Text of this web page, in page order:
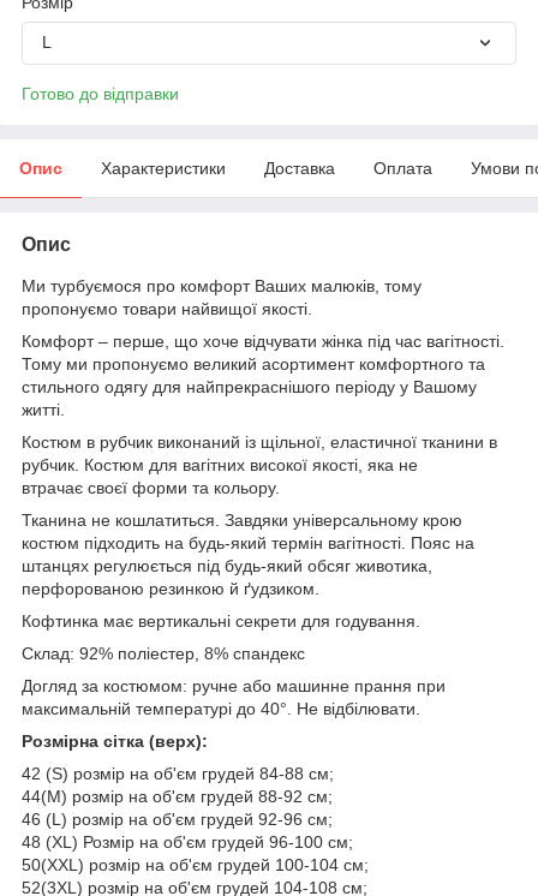
L
Готово до відправки
Опис Характеристики Доставка Оплата Умови
Опис
Ми турбуємося про комфорт Ваших малюків, тому
пропонуємо товари найвищої якості.
Комфорт – перше, що хоче відчувати жінка під час вагітності.
Тому ми пропонуємо великий асортимент комфортного та
стильного одягу для найпрекраснішого періоду у Вашому
житті.
Костюм в рубчик виконаний із щільної, еластичної тканини в
рубчик. Костюм для вагітних високої якості, яка не
втрачає своєї форми та кольору.
Тканина не кошлатиться. Завдяки універсальному крою
костюм підходить на будь-який термін вагітності. Пояс на
штанцях регулюється під будь-який обсяг животика,
перфорованою резинкою й ґудзиком.
Кофтинка має вертикальні секрети для годування.
Склад: 92% поліестер, 8% спандекс
Догляд за костюмом: ручне або машинне прання при
максимальній температурі до 40°. Не відбілювати.
Розмірна сітка (верх):
42 (S) розмір на об'єм грудей 84-88 см;
44(M) розмір на об'єм грудей 88-92 см;
46 (L) розмір на об'єм грудей 92-96 см;
48 (XL) Розмір на об'єм грудей 96-100 см;
50(XXL) розмір на об'єм грудей 100-104 см;
52(3XL) розмір на об'єм грудей 104-108 см;